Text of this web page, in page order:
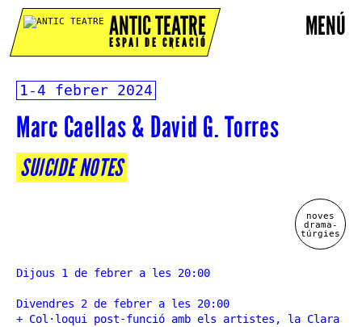
MENÚ
ANTIC TEATRE
ESPAI DE CREACIÓ
1-4 febrer 2024
Marc Caellas & David G. Torres
SUICIDE NOTES
noves
drama-
túrgies
Dijous 1 de febrer a les 20:00
Divendres 2 de febrer a les 20:00
+ Col·loqui post-funció amb els artistes, la Clara